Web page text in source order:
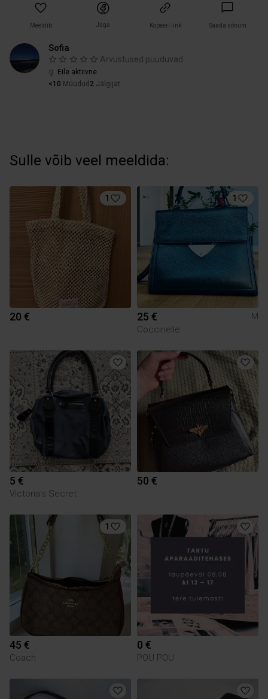
Meeldib Jaga Kopeeri link Saada sõnum
Sofia
Arvustused puuduvad
Eile aktiivne
<10 Müüdud 2 Jälgijat
Sulle võib veel meeldida:
1
20 €
1
25 €
M
Coccinelle
5 €
Victoria's Secret
50 €
1
45 €
Coach
0 €
POU POU